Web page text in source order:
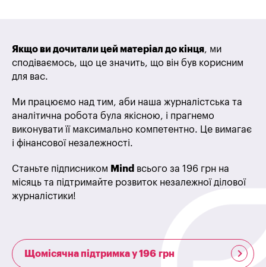
Якщо ви дочитали цей матеріал до кінця, ми
сподіваємось, що це значить, що він був корисним
для вас.
Ми працюємо над тим, аби наша журналістська та
аналітична робота була якісною, і прагнемо
виконувати її максимально компетентно. Це вимагає
і фінансової незалежності.
Станьте підписником Mind всього за 196 грн на
місяць та підтримайте розвиток незалежної ділової
журналістики!
Щомісячна підтримка у 196 грн